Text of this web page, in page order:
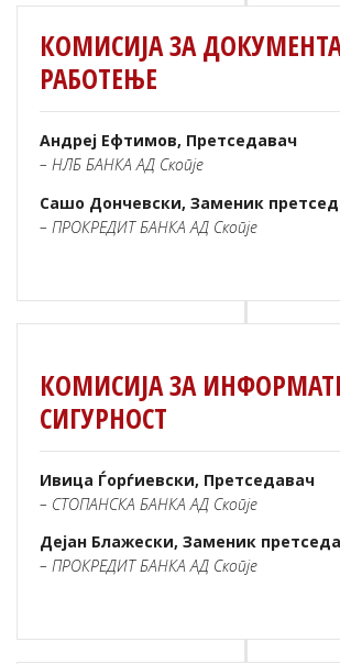
КОМИСИЈА ЗА
РАБОТЕЊЕ
Андреј Ефтимов, Претседавач
– НЛБ БАНКА АД Скопје
Сашо Дончевски, Заменик
– ПРОКРЕДИТ БАНКА АД Скопје
КОМИСИЈА ЗА
СИГУРНОСТ
Ивица Ѓорѓиевски, Претседавач
– СТОПАНСКА БАНКА АД Скопје
Дејан Блажески, Заменик
– ПРОКРЕДИТ БАНКА АД Скопје